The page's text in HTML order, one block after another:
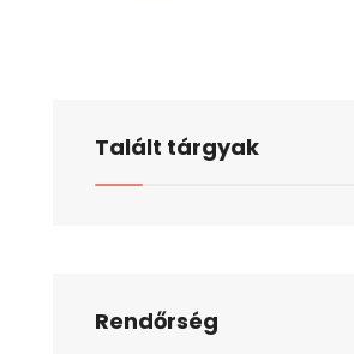
Talált tárgyak
Rendőrség